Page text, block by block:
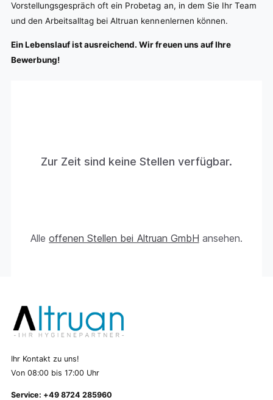
Vorstellungsgespräch oft ein Probetag an, in dem Sie Ihr Team
und den Arbeitsalltag bei Altruan kennenlernen können.
Ein Lebenslauf ist ausreichend. Wir freuen uns auf Ihre
Bewerbung!
Zur Zeit sind keine Stellen verfügbar.
Alleoffenen Stellen bei Altruan GmbH ansehen.
Ihr Kontakt zu uns!
Von 08:00 bis 17:00 Uhr
Service: +49 8724 285960